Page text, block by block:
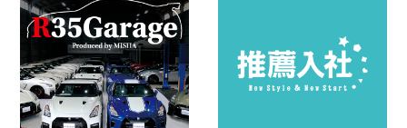
【カーシェアのレンタカーが2台になりま
した!】 岐阜県 各務原那加店
100円レンタカー 各務原那加
2026年08月06日